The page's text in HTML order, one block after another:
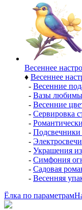
Весеннее
♦ Весеннее
- Весенние
- Вазы
- Весенние
- Сервировка
-
- Подсвечники
- Электросвечи
- Украшения
- Симфония
- Садовая
- Весенняя
Ёлка по параметрам